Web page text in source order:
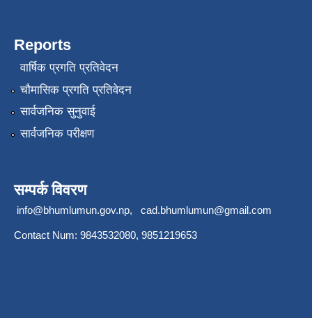
Reports
वार्षिक प्रगति प्रतिवेदन
चौमासिक प्रगति प्रतिवेदन
सार्वजनिक सुनुवाई
सार्वजनिक परीक्षण
सम्पर्क विवरण
info@bhumlumun.gov.np, cad.bhumlumun@gmail.com
Contact Num: 9843532080, 9851219653